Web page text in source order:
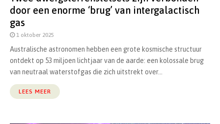
door een enorme ‘brug’ van intergalactisch
gas
1 oktober 2025
Australische astronomen hebben een grote kosmische structuur
ontdekt op 53 miljoen lichtjaar van de aarde: een kolossale brug
van neutraal waterstofgas die zich uitstrekt over...
LEES MEER